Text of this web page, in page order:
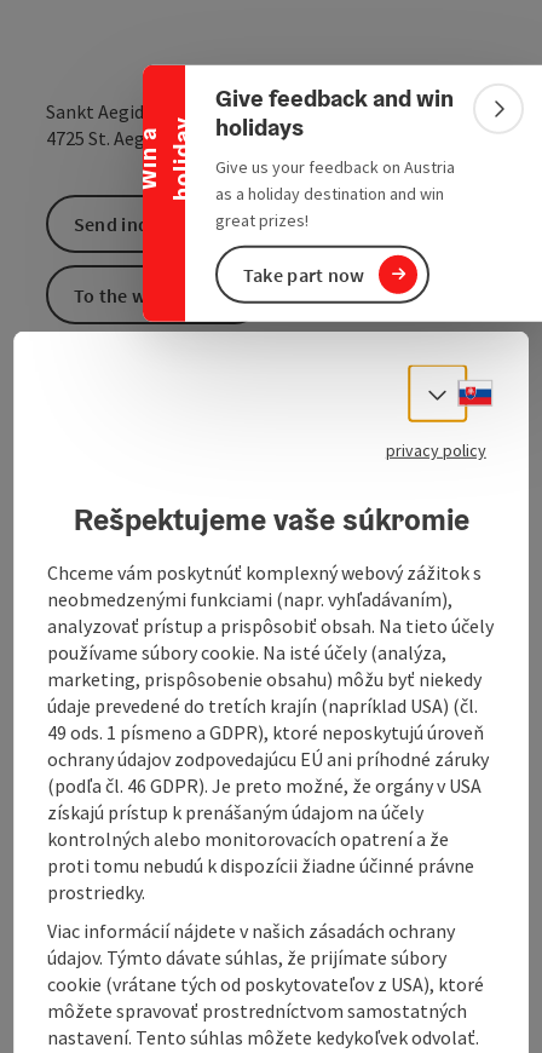
W
i
n
a
h
o
l
i
d
a y
Collapse banner
Give feedback and win
holidays
Give us your feedback on Austria
as a holiday destination and win
great prizes!
Take part now
Sankt Aegidi
4725 St. Aegidi open inOpen in
25 km of cross-country trails. Unfortunately, the
snowy winters have not materialised to date -
however, it has been possible to track cross-country
trails in the municipal area from time to time
Contact
Arrival
Trail report
Sports
Send inquiry
To the website
Select
privacy policy
Rešpektujeme vaše súkromie
Chceme vám poskytnúť komplexný webový zážitok s
neobmedzenými funkciami (napr. vyhľadávaním),
analyzovať prístup a prispôsobiť obsah. Na tieto účely
používame súbory cookie. Na isté účely (analýza,
marketing, prispôsobenie obsahu) môžu byť niekedy
údaje prevedené do tretích krajín (napríklad USA) (čl.
49 ods. 1 písmeno a GDPR), ktoré neposkytujú úroveň
ochrany údajov zodpovedajúcu EÚ ani príhodné záruky
(podľa čl. 46 GDPR). Je preto možné, že orgány v USA
získajú prístup k prenášaným údajom na účely
kontrolných alebo monitorovacích opatrení a že
proti tomu nebudú k dispozícii žiadne účinné právne
prostriedky.
Viac informácií nájdete v našich zásadách ochrany
údajov. Týmto dávate súhlas, že prijímate súbory
cookie (vrátane tých od poskytovateľov z USA), ktoré
môžete spravovať prostredníctvom samostatných
nastavení. Tento súhlas môžete kedykoľvek odvolať.